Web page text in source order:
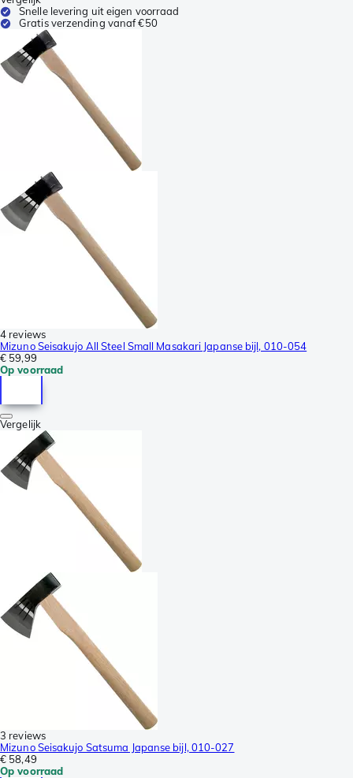
Snelle levering uit eigen voorraad
Gratis verzending vanaf €50
4 reviews
Mizuno Seisakujo All Steel Small Masakari Japanse bijl, 010-054
€ 59,99
Op voorraad
Vergelijk
3 reviews
Mizuno Seisakujo Satsuma Japanse bijl, 010-027
€ 58,49
Op voorraad